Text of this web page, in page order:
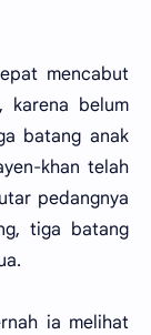
mencabut
karena belum
batang anak
khan telah
pedangnya
tiga batang
ia melihat